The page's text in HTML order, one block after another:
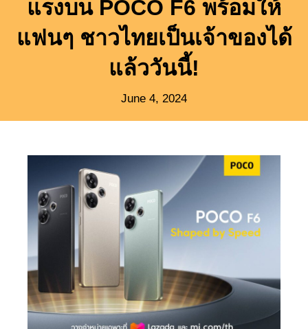
แรงบน POCO F6 พร้อมให้
แฟนๆ ชาวไทยเป็นเจ้าของได้
แล้ววันนี้!
June 4, 2024